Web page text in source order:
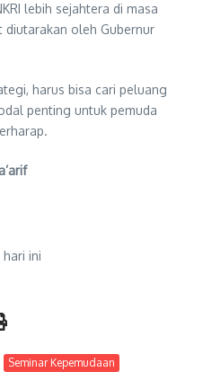
lebih sejahtera di masa
oleh Gubernur
harus bisa cari peluang
penting untuk pemuda
hari ini
Seminar Kepemudaan